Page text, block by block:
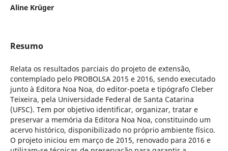
Aline Krüger
Resumo
Relata os resultados parciais do projeto de extensão,
contemplado pelo PROBOLSA 2015 e 2016, sendo executado
junto à Editora Noa Noa, do editor-poeta e tipógrafo Cleber
Teixeira, pela Universidade Federal de Santa Catarina
(UFSC). Tem por objetivo identificar, organizar, tratar e
preservar a memória da Editora Noa Noa, constituindo um
acervo histórico, disponibilizado no próprio ambiente físico.
O projeto iniciou em março de 2015, renovado para 2016 e